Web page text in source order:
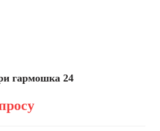
гармошка 24